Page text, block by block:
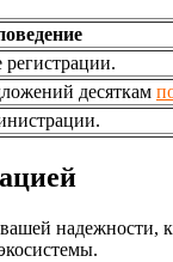
десяткам
вашей надежности,